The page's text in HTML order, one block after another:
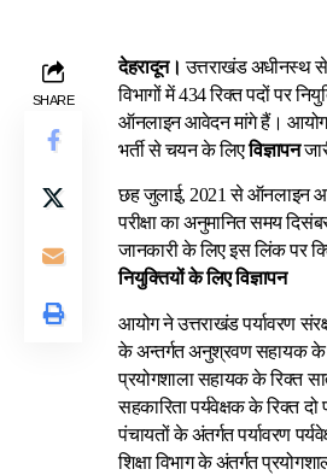
SHARE
देहरादून। उत्तराखंड अधीनस्थ
विभागों में 434 रिक्त पदों पर
ऑनलाइन आवेदन मांगे हैं। आयोग
भर्ती से चयन के लिएविज्ञापन
छह जुलाई, 2021 से ऑनलाइन
परीक्षा का अनुमानित समय
जानकारी के लिए इस लिंक पर
नियुक्तियों के लिए विज्ञापन
आयोग ने उत्तराखंड पर्यावरण
के अन्तर्गत अनुश्रवण सहायक के
प्रयोगशाला सहायक के रिक्त
सहकारिता पर्यवेक्षक के रिक्त दो
पंचायतों के अंतर्गत पर्यावरण
शिक्षा विभाग के अंतर्गत